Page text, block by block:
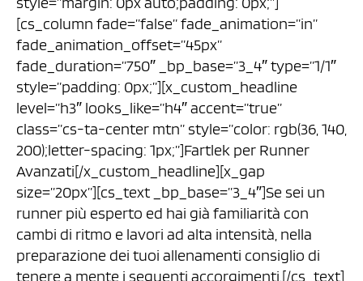
[cs_column fade=”false” fade_animation=”in”
fade_animation_offset=”45px”
fade_duration=”750″ _bp_base=”3_4″ type=”1/1″
style=”padding: 0px;”][x_custom_headline
level=”h3″ looks_like=”h4″ accent=”true”
class=”cs-ta-center mtn” style=”color: rgb(36, 140,
200);letter-spacing: 1px;”]Fartlek per Runner
Avanzati[/x_custom_headline][x_gap
size=”20px”][cs_text _bp_base=”3_4″]Se sei un
runner più esperto ed hai già familiarità con
cambi di ritmo e lavori ad alta intensità, nella
preparazione dei tuoi allenamenti consiglio di
tenere a mente i seguenti accorgimenti.[/cs_text]